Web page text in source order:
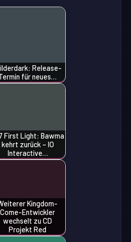
Release-
für neues…
First Light: Bawma
kehrt zurück – IO
Interactive…
Kingdom-
Come-Entwickler
wechselt zu CD
Projekt Red